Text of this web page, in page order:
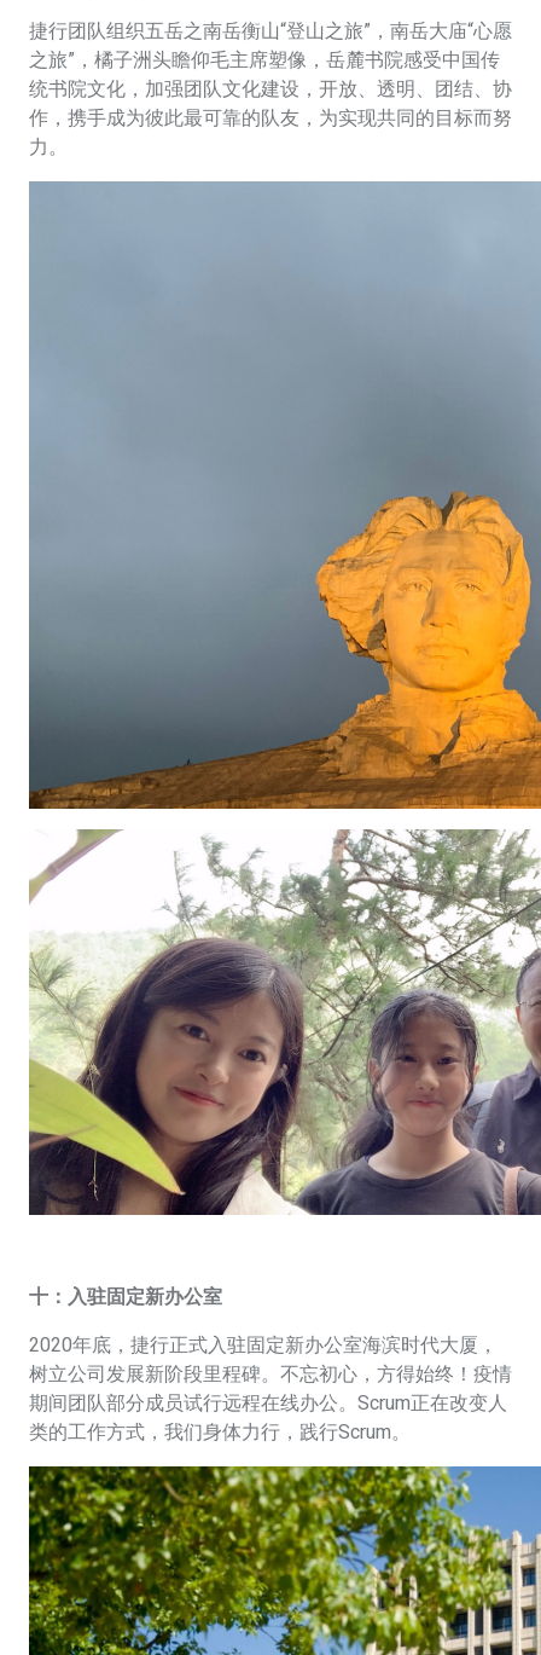
捷行团队组织五岳之南岳衡山“登山之旅”，南岳大庙“心愿
之旅”，橘子洲头瞻仰毛主席塑像，岳麓书院感受中国传
统书院文化，加强团队文化建设，开放、透明、团结、协
作，携手成为彼此最可靠的队友，为实现共同的目标而努
力。
十：入驻固定新办公室
2020年底，捷行正式入驻固定新办公室海滨时代大厦，
树立公司发展新阶段里程碑。不忘初心，方得始终！疫情
期间团队部分成员试行远程在线办公。Scrum正在改变人
类的工作方式，我们身体力行，践行Scrum。